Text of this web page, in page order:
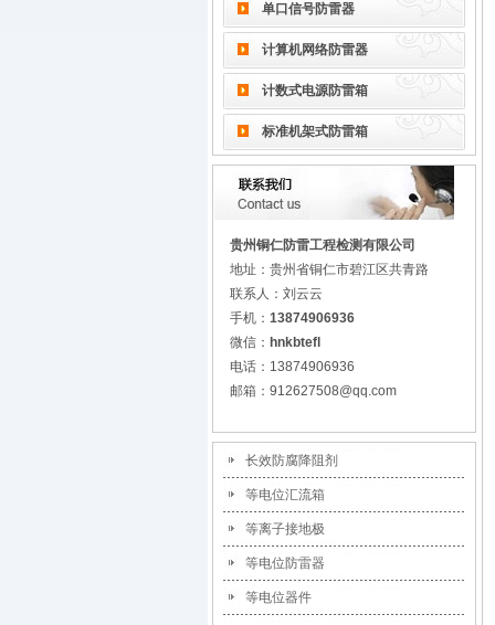
单口信号防雷器
计算机网络防雷器
计数式电源防雷箱
标准机架式防雷箱
贵州铜仁防雷工程检测有限公司
地址：贵州省铜仁市碧江区共青路
联系人：刘云云
手机： 13874906936
微信： hnkbtefl
电话：13874906936
邮箱：912627508@qq.com
长效防腐降阻剂
等电位汇流箱
等离子接地极
等电位防雷器
等电位器件